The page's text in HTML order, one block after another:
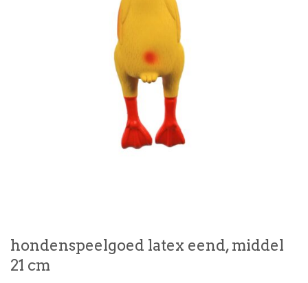
hondenspeelgoed latex eend, middel
21 cm